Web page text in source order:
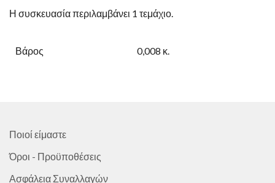
Η συσκευασία περιλαμβάνει 1 τεμάχιο.
Βάρος 0,008 κ.
Ποιοί είμαστε
Όροι - Προϋποθέσεις
Ασφάλεια Συναλλαγών